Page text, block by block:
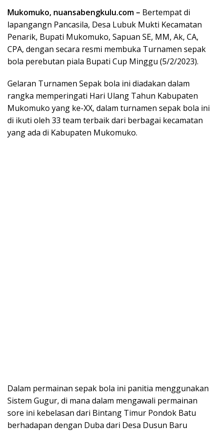
Mukomuko, nuansabengkulu.com – Bertempat di
lapangangn Pancasila, Desa Lubuk Mukti Kecamatan
Penarik, Bupati Mukomuko, Sapuan SE, MM, Ak, CA,
CPA, dengan secara resmi membuka Turnamen sepak
bola perebutan piala Bupati Cup Minggu (5/2/2023).
Gelaran Turnamen Sepak bola ini diadakan dalam
rangka memperingati Hari Ulang Tahun Kabupaten
Mukomuko yang ke-XX, dalam turnamen sepak bola ini
di ikuti oleh 33 team terbaik dari berbagai kecamatan
yang ada di Kabupaten Mukomuko.
Dalam permainan sepak bola ini panitia menggunakan
Sistem Gugur, di mana dalam mengawali permainan
sore ini kebelasan dari Bintang Timur Pondok Batu
berhadapan dengan Duba dari Desa Dusun Baru